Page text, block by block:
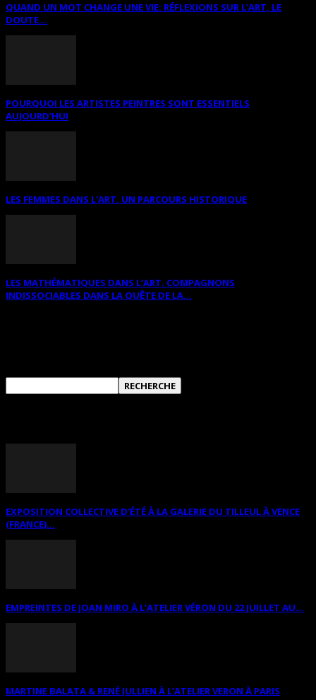
QUAND UN MOT CHANGE UNE VIE: RÉFLEXIONS SUR L’ART, LE
DOUTE...
POURQUOI LES ARTISTES PEINTRES SONT ESSENTIELS
AUJOURD’HUI
LES FEMMES DANS L’ART. UN PARCOURS HISTORIQUE
LES MATHÉMATIQUES DANS L’ART. COMPAGNONS
INDISSOCIABLES DANS LA QUÊTE DE LA...
EXPOSITION COLLECTIVE D’ÉTÉ À LA GALERIE DU TILLEUL À VENCE
(FRANCE)...
EMPREINTES DE JOAN MIRO À L’ATELIER VÉRON DU 22 JUILLET AU...
MARTINE BALATA & RENÉ JULLIEN À L’ATELIER VERON À PARIS